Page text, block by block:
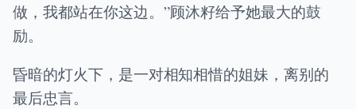
做，我都站在你这边。”顾沐籽给予她最大的鼓
励。
昏暗的灯火下，是一对相知相惜的姐妹，离别的
最后忠言。